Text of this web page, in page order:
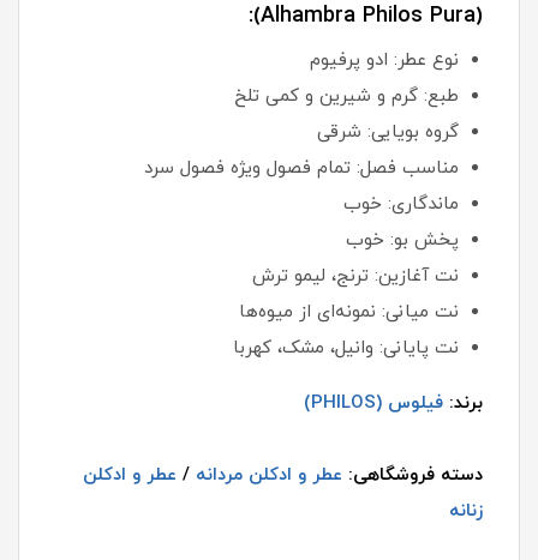
(Alhambra Philos Pura):
نوع عطر: ادو پرفیوم
طبع: گرم و شیرین و کمی تلخ
گروه بویایی: شرقی
مناسب فصل: تمام فصول ویژه فصول سرد
ماندگاری: خوب
پخش بو: خوب
نت آغازین: ترنج، لیمو ترش
نت میانی: نمونه‌ای از میوه‌ها
نت پایانی: وانیل، مشک، کهربا
برند: فیلوس (PHILOS)
دسته فروشگاهی: عطر و ادکلن مردانه / عطر و ادکلن
زنانه